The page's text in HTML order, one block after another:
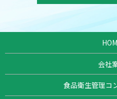
会社
食品衛生管理コ